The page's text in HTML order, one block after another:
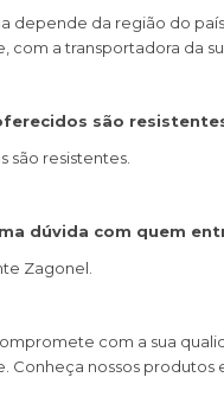
depende da região do
com a transportadora da
são
são resistentes.
dúvida com quem
Zagonel.
com a sua
Conheça nossos produtos